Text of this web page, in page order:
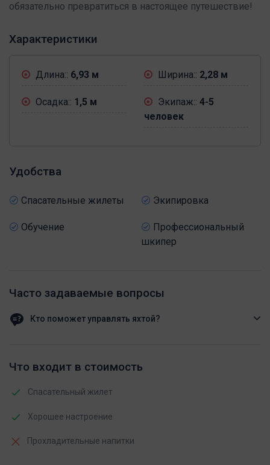
обязательно превратиться в настоящее путешествие!
Характеристики
Длина:: 6,93 м Ширина:: 2,28 м
Осадка:: 1,5 м Экипаж:: 4-5
человек
Удобства
Спасательные жилеты Экипировка
Обучение
Профессиональный
шкипер
Часто задаваемые вопросы
Кто поможет управлять яхтой?
Что входит в стоимость
Спасательный жилет
Хорошее настроение
Прохладительные напитки